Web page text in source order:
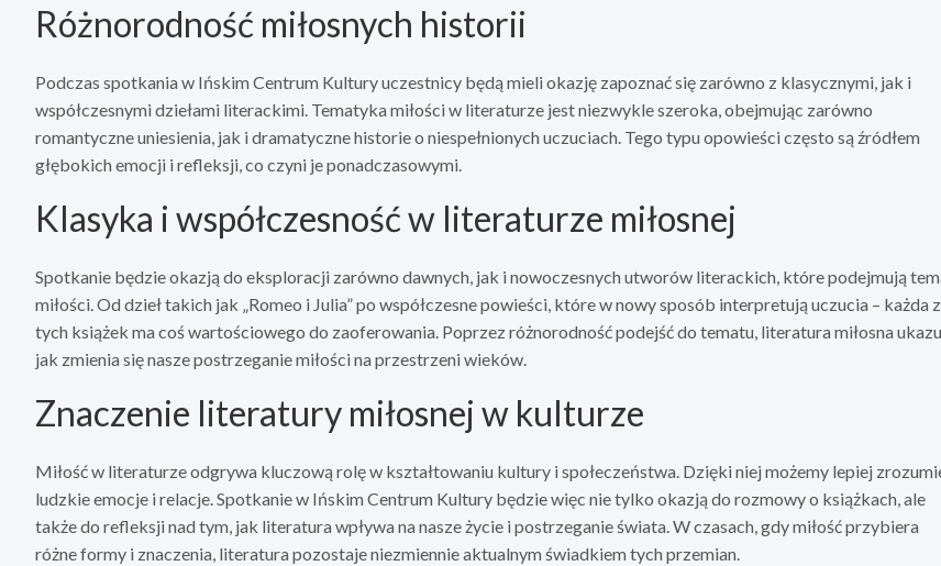
Różnorodność miłosnych historii
Podczas spotkania w Ińskim Centrum Kultury uczestnicy będą mieli okazję zapoznać się zarówno z klasycznymi, jak i
współczesnymi dziełami literackimi. Tematyka miłości w literaturze jest niezwykle szeroka, obejmując zarówno
romantyczne uniesienia, jak i dramatyczne historie o niespełnionych uczuciach. Tego typu opowieści często są źródłem
głębokich emocji i refleksji, co czyni je ponadczasowymi.
Klasyka i współczesność w literaturze miłosnej
Spotkanie będzie okazją do eksploracji zarówno dawnych, jak i nowoczesnych utworów literackich, które podejmują
miłości. Od dzieł takich jak „Romeo i Julia” po współczesne powieści, które w nowy sposób interpretują uczucia – każda z
tych książek ma coś wartościowego do zaoferowania. Poprzez różnorodność podejść do tematu, literatura miłosna
jak zmienia się nasze postrzeganie miłości na przestrzeni wieków.
Znaczenie literatury miłosnej w kulturze
Miłość w literaturze odgrywa kluczową rolę w kształtowaniu kultury i społeczeństwa. Dzięki niej możemy lepiej
ludzkie emocje i relacje. Spotkanie w Ińskim Centrum Kultury będzie więc nie tylko okazją do rozmowy o książkach, ale
także do refleksji nad tym, jak literatura wpływa na nasze życie i postrzeganie świata. W czasach, gdy miłość przybiera
różne formy i znaczenia, literatura pozostaje niezmiennie aktualnym świadkiem tych przemian.